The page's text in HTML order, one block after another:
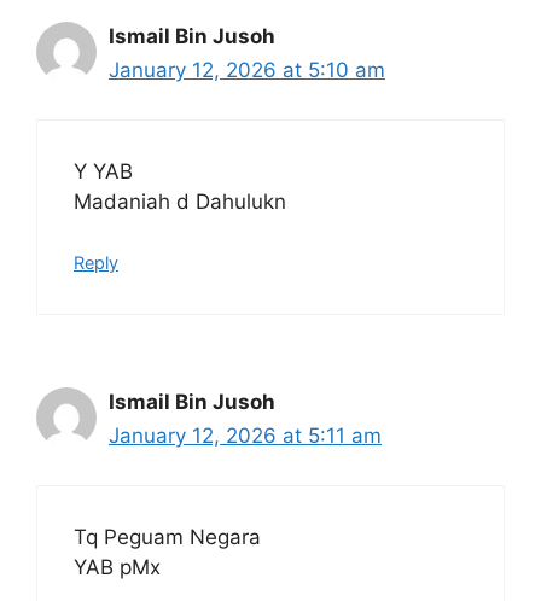
Ismail Bin Jusoh
January 12, 2026 at 5:10 am
Y YAB
Madaniah d Dahulukn
Reply
Ismail Bin Jusoh
January 12, 2026 at 5:11 am
Tq Peguam Negara
YAB pMx